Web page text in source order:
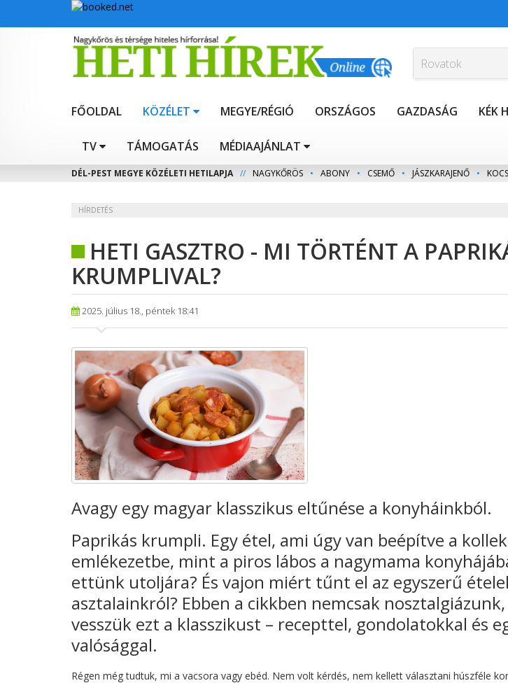
FŐOLDAL KÖZÉLET MEGYE/RÉGIÓ ORSZÁGOS GAZDASÁG KÉK
TV TÁMOGATÁS MÉDIAAJÁNLAT
DÉL-PEST MEGYE KÖZÉLETI HETILAPJA // NAGYKŐRÖS • ABONY • CSEMŐ • JÁSZKARAJENŐ •
HÍRDETÉS
HETI GASZTRO - MI TÖRTÉNT A
KRUMPLIVAL?
2025. július 18., péntek 18:41
Avagy egy magyar klasszikus eltűnése a konyháinkból.
Paprikás krumpli. Egy étel, ami úgy van beépítve a
emlékezetbe, mint a piros lábos a nagymama
ettünk utoljára? És vajon miért tűnt el az egyszerű
asztalainkról? Ebben a cikkben nemcsak
vesszük ezt a klasszikust – recepttel, gondolatokkal és
valósággal.
Régen még tudtuk, mi a vacsora vagy ebéd. Nem volt kérdés, nem kellett választani húszféle